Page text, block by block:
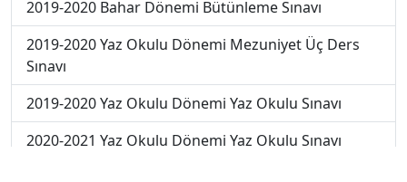
2019-2020 Bahar Dönemi Bütünleme Sınavı
2019-2020 Yaz Okulu Dönemi Mezuniyet Üç Ders
Sınavı
2019-2020 Yaz Okulu Dönemi Yaz Okulu Sınavı
2020-2021 Yaz Okulu Dönemi Yaz Okulu Sınavı